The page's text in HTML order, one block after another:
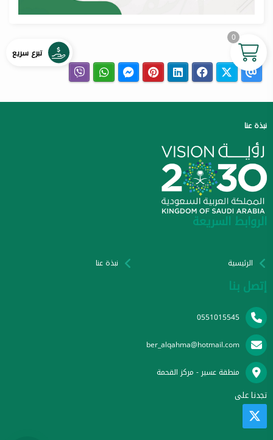
مشاركة
نبذة عنا
الروابط السريعة
الرئيسية نبذة عنا
إتصل بنا
0551015545
ber_alqahma@hotmail.com
منطقة عسير - مركز القحمة
تجدنا على
تبرع سريع
0